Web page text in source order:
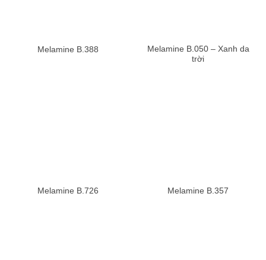
Melamine B.388
Melamine B.050 – Xanh da
trời
Melamine B.726 Melamine B.357